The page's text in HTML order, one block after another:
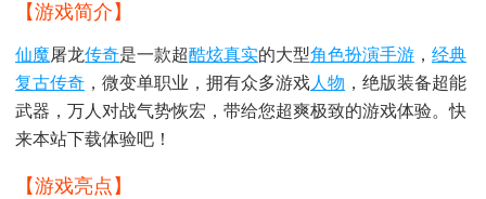
【游戏简介】
仙魔屠龙传奇是一款超酷炫真实的大型角色扮演手游 ， 经典
复古传奇 ，微变单职业，拥有众多游戏人物 ，绝版装备超能
武器，万人对战气势恢宏，带给您超爽极致的游戏体验。快
来本站下载体验吧！
【游戏亮点】